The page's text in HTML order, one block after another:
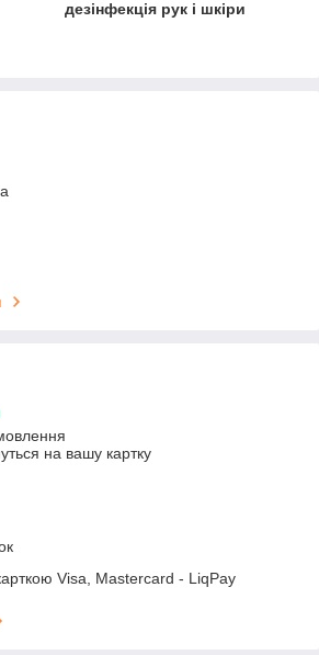
дезінфекція рук і шкіри
на вашу картку
Visa, Mastercard - LiqPay